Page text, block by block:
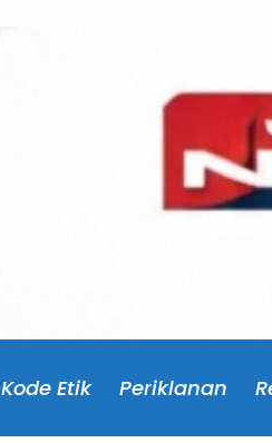
Kode Etik Periklanan